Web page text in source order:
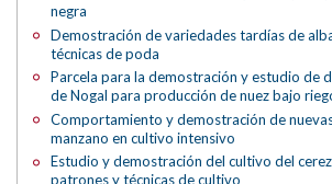
negra
Demostración de variedades tardías de
técnicas de poda
Parcela para la demostración y estudio de
de Nogal para producción de nuez bajo
Comportamiento y demostración de
manzano en cultivo intensivo
Estudio y demostración del cultivo del
patrones y técnicas de cultivo